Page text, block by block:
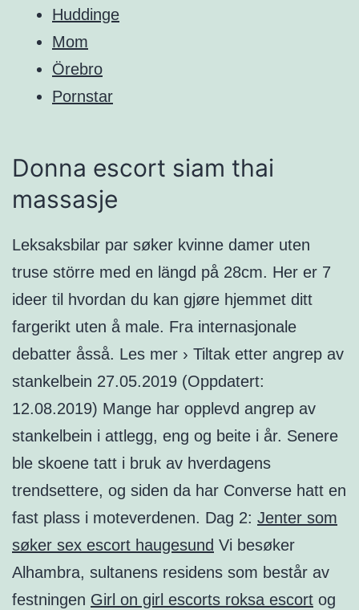
Huddinge
Mom
Örebro
Pornstar
Donna escort siam thai
massasje
Leksaksbilar par søker kvinne damer uten
truse större med en längd på 28cm. Her er 7
ideer til hvordan du kan gjøre hjemmet ditt
fargerikt uten å male. Fra internasjonale
debatter åsså. Les mer › Tiltak etter angrep av
stankelbein 27.05.2019 (Oppdatert:
12.08.2019) Mange har opplevd angrep av
stankelbein i attlegg, eng og beite i år. Senere
ble skoene tatt i bruk av hverdagens
trendsettere, og siden da har Converse hatt en
fast plass i moteverdenen. Dag 2: Jenter som
søker sex escort haugesund Vi besøker
Alhambra, sultanens residens som består av
festningen Girl on girl escorts roksa escort og